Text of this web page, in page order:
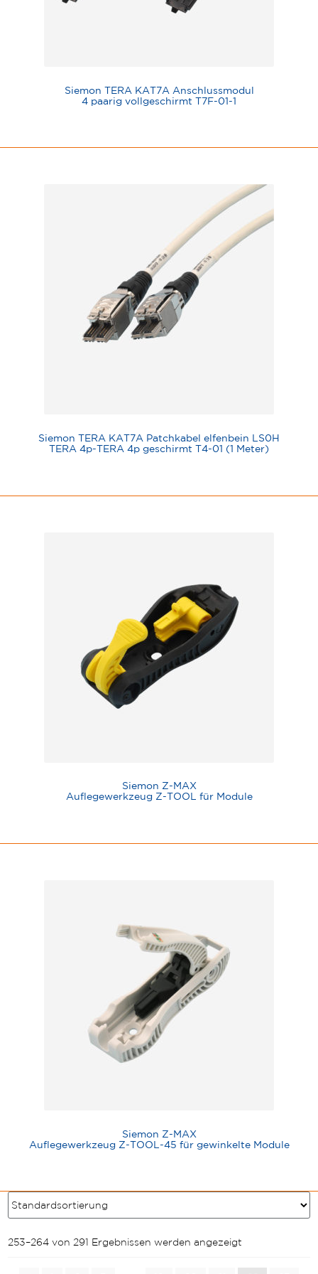
Siemon TERA KAT7A Anschlussmodul
4 paarig vollgeschirmt T7F-01-1
Siemon TERA KAT7A Patchkabel elfenbein LS0H
TERA 4p-TERA 4p geschirmt T4-01 (1 Meter)
Siemon Z-MAX
Auflegewerkzeug Z-TOOL für Module
Siemon Z-MAX
Auflegewerkzeug Z-TOOL-45 für gewinkelte Module
253–264 von 291 Ergebnissen werden angezeigt